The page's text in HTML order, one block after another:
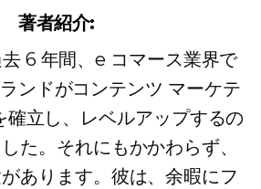
著者紹介:
6 年間、e コマース業界で
ンドがコンテンツ マーケテ
確立し、レベルアップするの
た。それにもかかわらず、
あります。彼は、余暇にフ